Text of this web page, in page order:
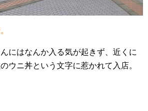
にはなんか入る気が起きず、近くに
ウニ丼という文字に惹かれて入店。